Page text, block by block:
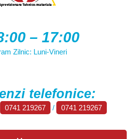
– 17:00
Zilnic: Luni-Vineri
telefonice:
0741 219267 / 0741 219267